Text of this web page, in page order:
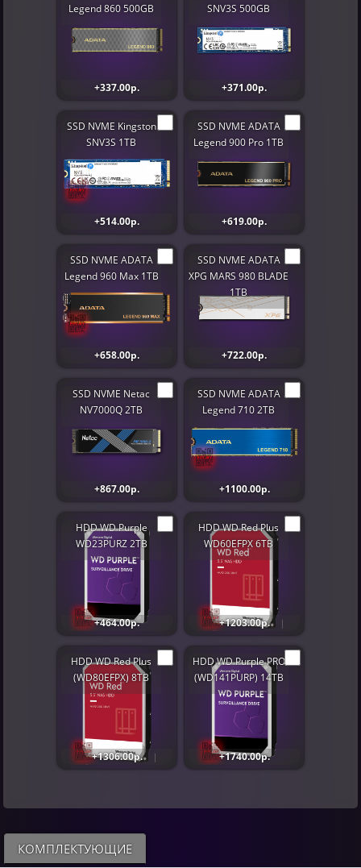
Legend 860 500GB
+337.00р.
SNV3S 500GB
+371.00р.
SSD NVME Kingston
SNV3S 1TB
+514.00р.
SSD NVME ADATA
Legend 900 Pro 1TB
+619.00р.
SSD NVME ADATA
Legend 960 Max 1TB
+658.00р.
SSD NVME ADATA
XPG MARS 980 BLADE
1TB
+722.00р.
SSD NVME Netac
NV7000Q 2TB
+867.00р.
SSD NVME ADATA
Legend 710 2TB
+1100.00р.
HDD WD Purple
WD23PURZ 2TB
+464.00р.
HDD WD Red Plus
WD60EFPX 6TB
+1203.00р.
HDD WD Red Plus
(WD80EFPX) 8TB
+1306.00р.
HDD WD Purple PRO
(WD141PURP) 14TB
+1740.00р.
КОМПЛЕКТУЮЩИЕ